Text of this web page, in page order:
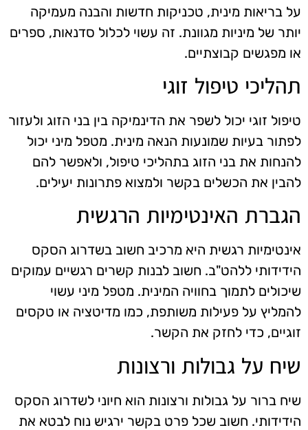
על בריאות מינית, טכניקות חדשות והבנה מעמיקה
יותר של מיניות מגוונת. זה עשוי לכלול סדנאות, ספרים
או מפגשים קבוצתיים.
תהליכי טיפול זוגי
טיפול זוגי יכול לשפר את הדינמיקה בין בני הזוג ולעזור
לפתור בעיות שמונעות הנאה מינית. מטפל מיני יכול
להנחות את בני הזוג בתהליכי טיפול, ולאפשר להם
להבין את הכשלים בקשר ולמצוא פתרונות יעילים.
הגברת האינטימיות הרגשית
אינטימיות רגשית היא מרכיב חשוב בשדרוג הסקס
הידידותי ללהט"ב. חשוב לבנות קשרים רגשיים עמוקים
שיכולים לתמוך בחוויה המינית. מטפל מיני עשוי
להמליץ על פעילות משותפת, כמו מדיטציה או טקסים
זוגיים, כדי לחזק את הקשר.
שיח על גבולות ורצונות
שיח ברור על גבולות ורצונות הוא חיוני לשדרוג הסקס
הידידותי. חשוב שכל פרט בקשר ירגיש נוח לבטא את